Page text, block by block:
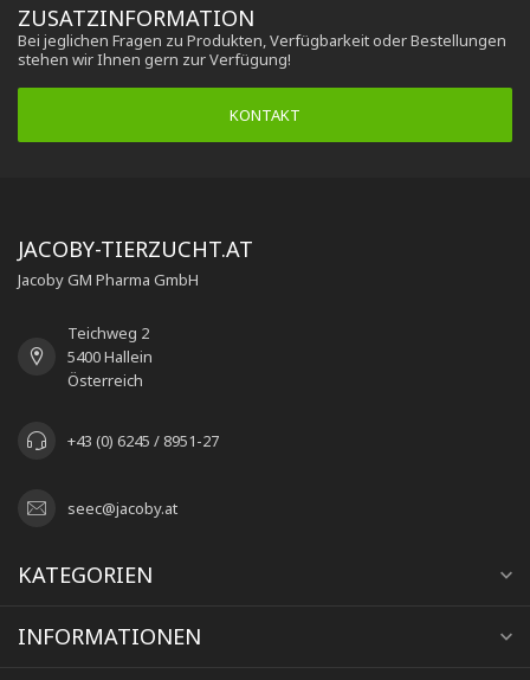
ZUSATZINFORMATION
Bei jeglichen Fragen zu Produkten, Verfügbarkeit oder Bestellungen
stehen wir Ihnen gern zur Verfügung!
KONTAKT
JACOBY-TIERZUCHT.AT
Jacoby GM Pharma GmbH
Teichweg 2
5400 Hallein
Österreich
+43 (0) 6245 / 8951-27
seec@jacoby.at
KATEGORIEN
INFORMATIONEN